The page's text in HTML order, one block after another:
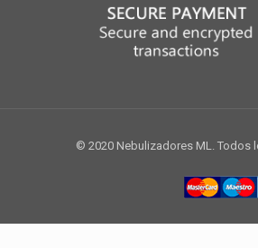
© 2020 Nebulizadores ML. Todos